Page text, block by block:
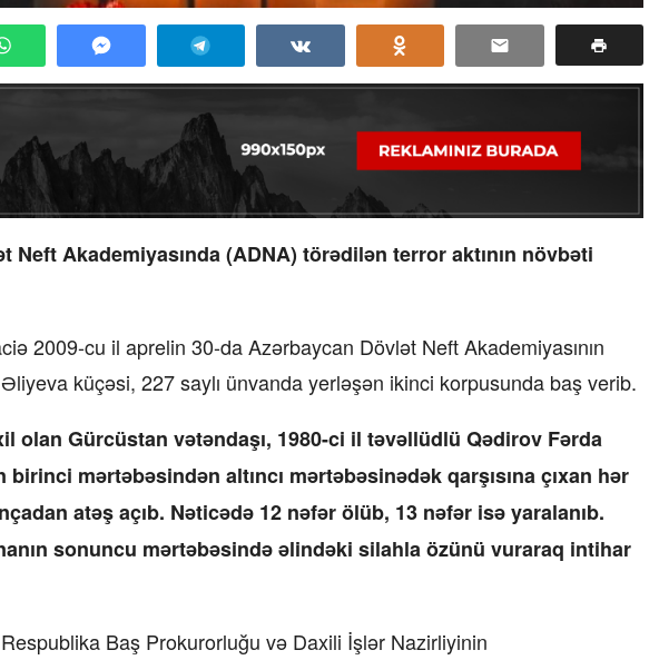
Neft Akademiyasında (ADNA) törədilən terror aktının növbəti
2009-cu il aprelin 30-da Azərbaycan Dövlət Neft Akademiyasının
küçəsi, 227 saylı ünvanda yerləşən ikinci korpusunda baş verib.
olan Gürcüstan vətəndaşı, 1980-ci il təvəllüdlü Qədirov Fərda
mərtəbəsindən altıncı mərtəbəsinədək qarşısına çıxan hər
atəş açıb. Nəticədə 12 nəfər ölüb, 13 nəfər isə yaralanıb.
sonuncu mərtəbəsində əlindəki silahla özünü vuraraq intihar
Baş Prokurorluğu və Daxili İşlər Nazirliyinin